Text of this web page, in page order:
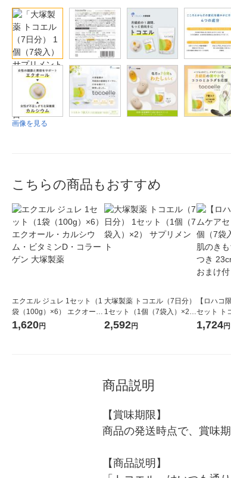
画像を見る
こちらの商品もおすすめ
エクエル ジュレ 1セット（1
袋（100g）×6） エクオー
ル・カルシウム・ビタミン
D・コラーゲン 大塚製薬
1,620円
大塚製薬 トコエル（7日分）
1セット（1個（7袋入）×2）
サプリメント
2,592円
【ロハコ
セット ト
入）＋エ
超スリム
1,724円
商品説明
【賞味期限】
商品の発送時点で、賞味
【商品説明】